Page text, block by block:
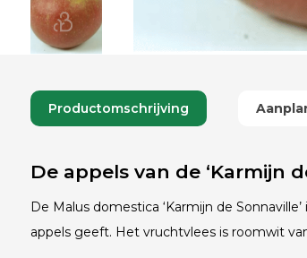
Productomschrijving
De appels van de ‘Karmijn
De Malus domestica ‘Karmijn de
appels geeft. Het vruchtvlees is roomwit